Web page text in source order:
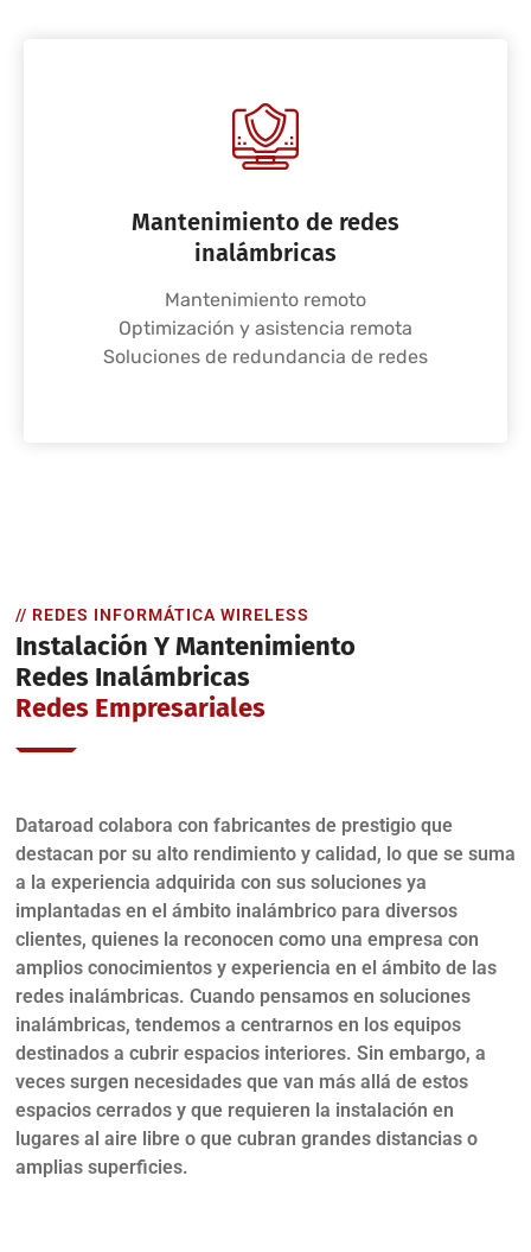
Mantenimiento de redes
inalámbricas
Mantenimiento remoto
Optimización y asistencia remota
Soluciones de redundancia de redes
// REDES INFORMÁTICA WIRELESS
Instalación Y Mantenimiento
Redes Inalámbricas
Redes Empresariales
Dataroad colabora con fabricantes de prestigio que
destacan por su alto rendimiento y calidad, lo que se suma
a la experiencia adquirida con sus soluciones ya
implantadas en el ámbito inalámbrico para diversos
clientes, quienes la reconocen como una empresa con
amplios conocimientos y experiencia en el ámbito de las
redes inalámbricas. Cuando pensamos en soluciones
inalámbricas, tendemos a centrarnos en los equipos
destinados a cubrir espacios interiores. Sin embargo, a
veces surgen necesidades que van más allá de estos
espacios cerrados y que requieren la instalación en
lugares al aire libre o que cubran grandes distancias o
amplias superficies.